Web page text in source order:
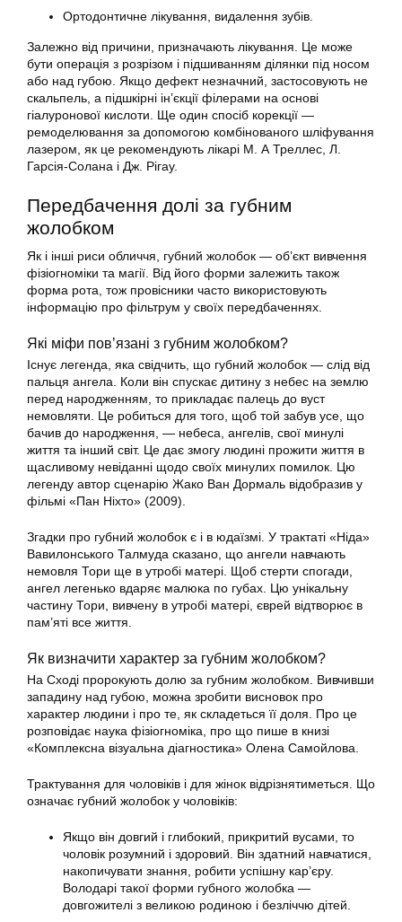
Ортодонтичне лікування, видалення зубів.
Залежно від причини, призначають лікування. Це може
бути операція з розрізом і підшиванням ділянки під носом
або над губою. Якщо дефект незначний, застосовують не
скальпель, а підшкірні ін’єкції філерами на основі
гіалуронової кислоти. Ще один спосіб корекції —
ремоделювання за допомогою комбінованого шліфування
лазером, як це рекомендують лікарі М. А Треллес, Л.
Гарсія-Солана і Дж. Рігау.
Передбачення долі за губним
жолобком
Як і інші риси обличчя, губний жолобок — об’єкт вивчення
фізіогноміки та магії. Від його форми залежить також
форма рота, тож провісники часто використовують
інформацію про фільтрум у своїх передбаченнях.
Які міфи пов’язані з губним жолобком?
Існує легенда, яка свідчить, що губний жолобок — слід від
пальця ангела. Коли він спускає дитину з небес на землю
перед народженням, то прикладає палець до вуст
немовляти. Це робиться для того, щоб той забув усе, що
бачив до народження, — небеса, ангелів, свої минулі
життя та інший світ. Це дає змогу людині прожити життя в
щасливому невіданні щодо своїх минулих помилок. Цю
легенду автор сценарію Жако Ван Дормаль відобразив у
фільмі «Пан Ніхто» (2009).
Згадки про губний жолобок є і в юдаїзмі. У трактаті «Ніда»
Вавилонського Талмуда сказано, що ангели навчають
немовля Тори ще в утробі матері. Щоб стерти спогади,
ангел легенько вдаряє малюка по губах. Цю унікальну
частину Тори, вивчену в утробі матері, єврей відтворює в
пам’яті все життя.
Як визначити характер за губним жолобком?
На Сході пророкують долю за губним жолобком. Вивчивши
западину над губою, можна зробити висновок про
характер людини і про те, як складеться її доля. Про це
розповідає наука фізіогноміка, про що пише в книзі
«Комплексна візуальна діагностика» Олена Самойлова.
Трактування для чоловіків і для жінок відрізнятиметься. Що
означає губний жолобок у чоловіків:
Якщо він довгий і глибокий, прикритий вусами, то
чоловік розумний і здоровий. Він здатний навчатися,
накопичувати знання, робити успішну кар’єру.
Володарі такої форми губного жолобка —
довгожителі з великою родиною і безліччю дітей.